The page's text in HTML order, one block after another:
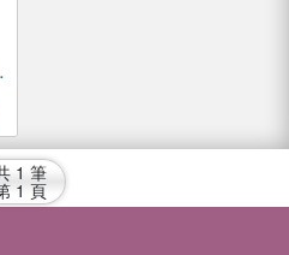
1 筆
1 頁